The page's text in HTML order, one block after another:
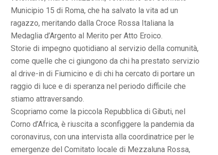
Municipio 15 di Roma, che ha salvato la vita ad un
ragazzo, meritando dalla Croce Rossa Italiana la
Medaglia d’Argento al Merito per Atto Eroico.
Storie di impegno quotidiano al servizio della comunità,
come quelle che ci giungono da chi ha prestato servizio
al drive-in di Fiumicino e di chi ha cercato di portare un
raggio di luce e di speranza nel periodo difficile che
stiamo attraversando.
Scopriamo come la piccola Repubblica di Gibuti, nel
Corno d’Africa, è riuscita a sconfiggere la pandemia da
coronavirus, con una intervista alla coordinatrice per le
emergenze del Comitato locale di Mezzaluna Rossa,